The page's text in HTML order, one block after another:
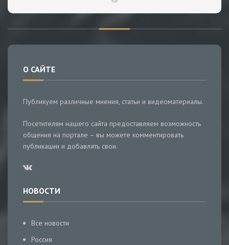
О САЙТЕ
Публикуем различные мнения, статьи и видеоматериалы.
Посетителям нашего сайта предоставляем возможность
общения на портале – вы можете комментировать
публикации и добавлять свои.
НОВОСТИ
Все новости
Россия